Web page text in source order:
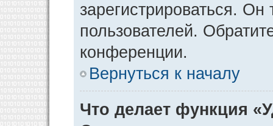
зарегистрироваться.
пользователей.
конференции.
Вернуться к началу
Что делает функция